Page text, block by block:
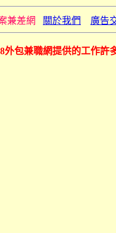
兼差網 關於我們 廣告
外包兼職網提供的工作